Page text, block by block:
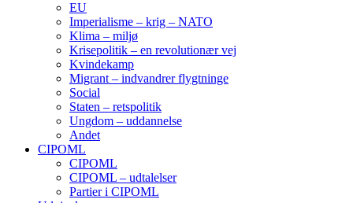
EU
Imperialisme – krig – NATO
Klima – miljø
Krisepolitik – en revolutionær vej
Kvindekamp
Migrant – indvandrer flygtninge
Social
Staten – retspolitik
Ungdom – uddannelse
Andet
CIPOML
CIPOML
CIPOML – udtalelser
Partier i CIPOML